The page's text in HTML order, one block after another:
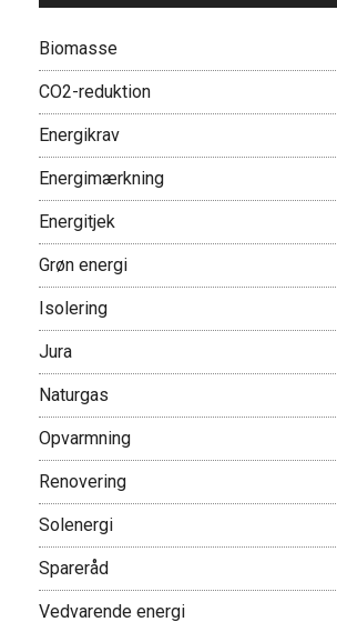
Biomasse
CO2-reduktion
Energikrav
Energimærkning
Energitjek
Grøn energi
Isolering
Jura
Naturgas
Opvarmning
Renovering
Solenergi
Spareråd
Vedvarende energi